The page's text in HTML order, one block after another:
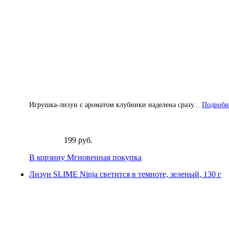
Игрушка-лизун с ароматом клубники наделена сразу...
199 руб.
В корзину Мгновенная покупка
Лизун SLIME Ninja светится в темноте, зеленый, 130 г